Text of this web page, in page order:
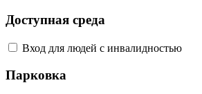
Доступная среда
Вход для людей с инвалидностью
Парковка